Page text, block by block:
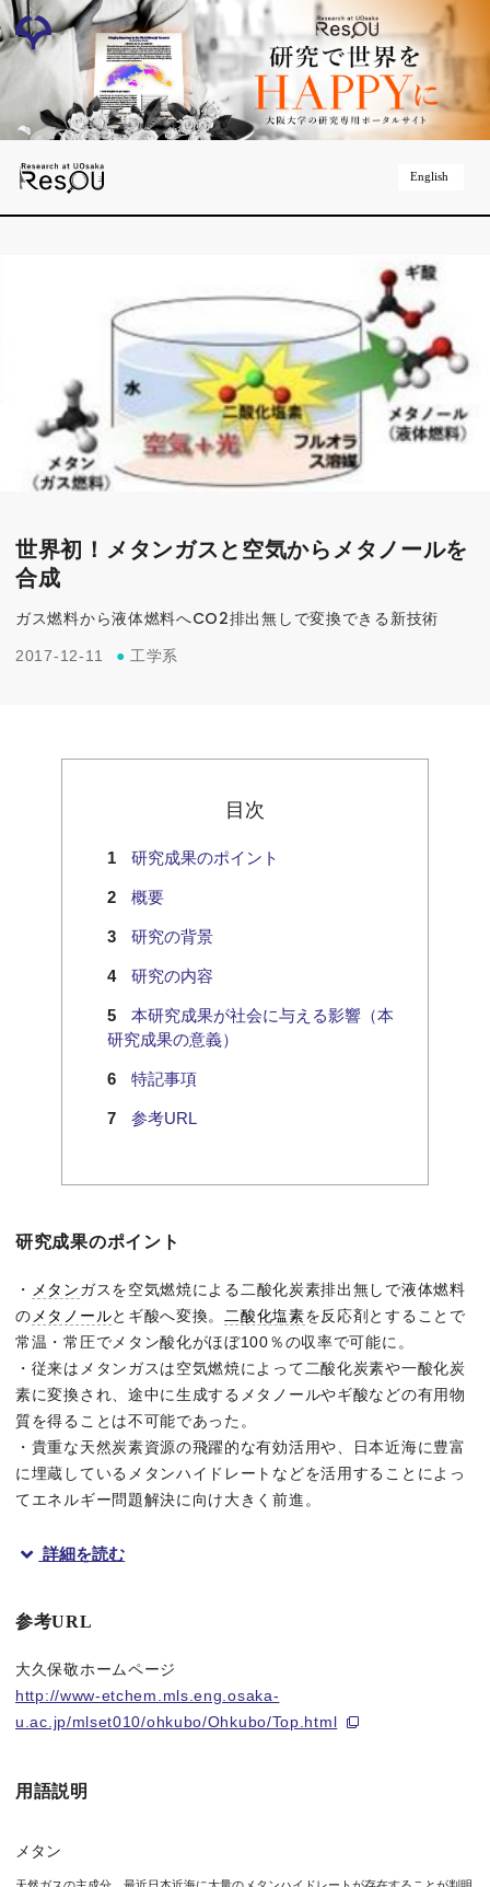
English
世界初！メタンガスと空気からメタノールを
合成
ガス燃料から液体燃料へCO2排出無しで変換できる新技術
2017-12-11 ● 工学系
目次
研究成果のポイント
概要
研究の背景
研究の内容
本研究成果が社会に与える影響（本
研究成果の意義）
特記事項
参考URL
研究成果のポイント
・ メタンガスを空気燃焼による二酸化炭素排出無しで液体燃料
のメタノールとギ酸へ変換。二酸化塩素を反応剤とすることで
常温・常圧でメタン酸化がほぼ100％の収率で可能に。
・従来はメタンガスは空気燃焼によって二酸化炭素や一酸化炭
素に変換され、途中に生成するメタノールやギ酸などの有用物
質を得ることは不可能であった。
・貴重な天然炭素資源の飛躍的な有効活用や、日本近海に豊富
に埋蔵しているメタンハイドレートなどを活用することによっ
てエネルギー問題解決に向け大きく前進。
大阪大学高等共創研究院・先導的学際研究機構の大久保敬教授
これまでメタンガスからメタノールへの酸化反応は、化学反応
今回、大久保教授らの研究グループは、二酸化塩素 に
詳細を読む
参考URL
大久保敬ホームページ
http://www-etchem.mls.eng.osaka-
u.ac.jp/mlset010/ohkubo/Ohkubo/Top.html
用語説明
メタン